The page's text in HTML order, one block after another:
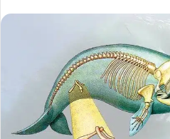
ر
ي
د
ا
إ